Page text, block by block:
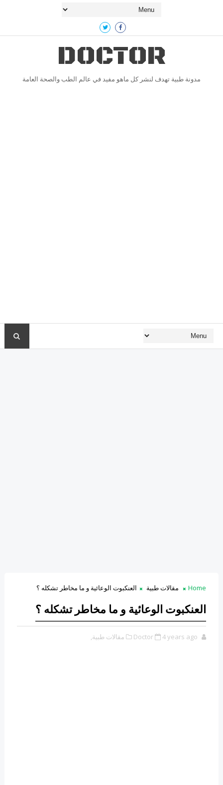
DOCTOR
مدونة طبية تهدف لنشر كل ماهو مفيد في عالم الطب والصحة العامة
Home مقالات طبية العنكبوت الوعائية و ما مخاطر تشكله ؟
العنكبوت الوعائية و ما مخاطر تشكله ؟
Doctor 4 years ago مقالات طبية,